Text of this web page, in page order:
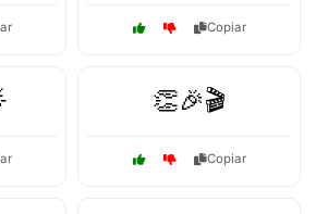
Copiar
👏🎉🎬
Copiar